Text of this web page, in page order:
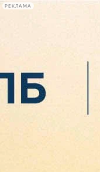
РЕКЛАМА
Сегодня: